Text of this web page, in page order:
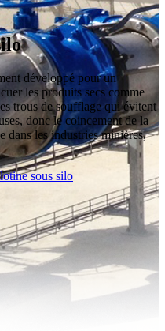
développé pour un
les produits secs comme
trous de soufflage qui évitent
donc le coincement de la
dans les industries minières,
sous silo